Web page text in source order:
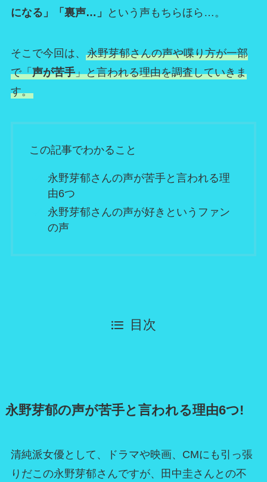
になる」「裏声…」
という声もちらほら…。
そこで今回は、 永野芽郁さんの声や喋り方が一部
で「声が苦手」と言われる理由を調査していきま
す。
この記事でわかること
永野芽郁さんの声が苦手と言われる理
由6つ
永野芽郁さんの声が好きというファン
の声
目次
永野芽郁の声が苦手と言われる理由6つ!
清純派女優として、ドラマや映画、CMにも引っ張
りだこの永野芽郁さんですが、田中圭さんとの不